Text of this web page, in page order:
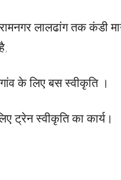
रामनगर लालढांग तक कंडी
के लिए बस स्वीकृति ।
ट्रेन स्वीकृति का कार्य।